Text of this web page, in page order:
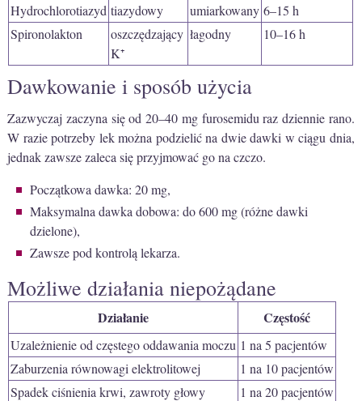
Hydrochlorotiazyd tiazydowy umiarkowany 6–15 h
Spironolakton
oszczędzający
K⁺
łagodny 10–16 h
Dawkowanie i sposób użycia
Zazwyczaj zaczyna się od 20–40 mg furosemidu raz dziennie rano.
W razie potrzeby lek można podzielić na dwie dawki w ciągu dnia,
jednak zawsze zaleca się przyjmować go na czczo.
Początkowa dawka: 20 mg,
Maksymalna dawka dobowa: do 600 mg (różne dawki
dzielone),
Zawsze pod kontrolą lekarza.
Możliwe działania niepożądane
Działanie Częstość
Uzależnienie od częstego oddawania moczu 1 na 5 pacjentów
Zaburzenia równowagi elektrolitowej
1 na 10 pacjentów
Spadek ciśnienia krwi, zawroty głowy
1 na 20 pacjentów